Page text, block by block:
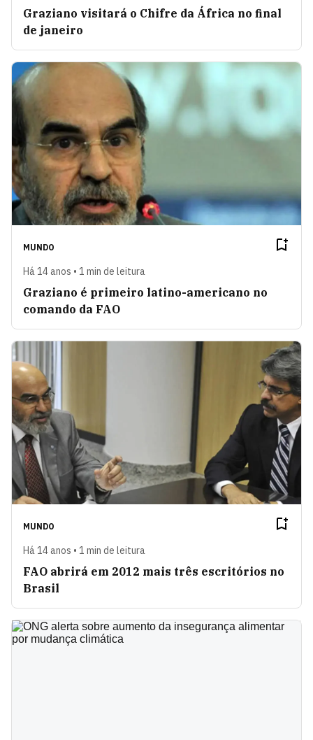
Graziano visitará o Chifre da África no final
de janeiro
MUNDO
Há 14 anos • 1 min de leitura
Graziano é primeiro latino-americano no
comando da FAO
MUNDO
Há 14 anos • 1 min de leitura
FAO abrirá em 2012 mais três escritórios no
Brasil